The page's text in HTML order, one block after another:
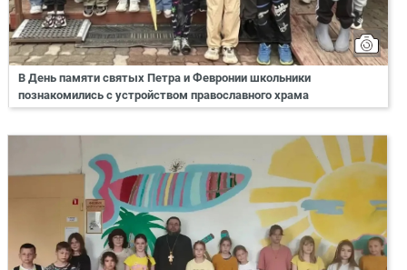
В День памяти святых Петра и Февронии школьники
познакомились с устройством православного храма